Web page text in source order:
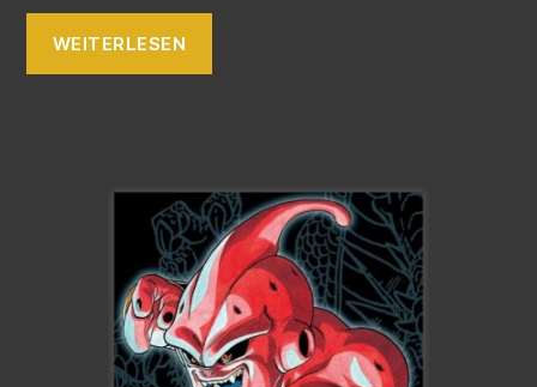
WEITERLESEN